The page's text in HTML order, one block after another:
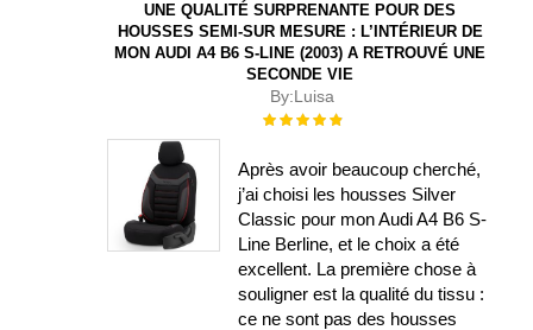
UNE QUALITÉ SURPRENANTE POUR DES
HOUSSES SEMI-SUR MESURE : L’INTÉRIEUR DE
MON AUDI A4 B6 S-LINE (2003) A RETROUVÉ UNE
SECONDE VIE
By:Luisa
Évaluation :
Après avoir beaucoup cherché,
j’ai choisi les housses Silver
Classic pour mon Audi A4 B6 S-
Line Berline, et le choix a été
excellent. La première chose à
souligner est la qualité du tissu :
ce ne sont pas des housses